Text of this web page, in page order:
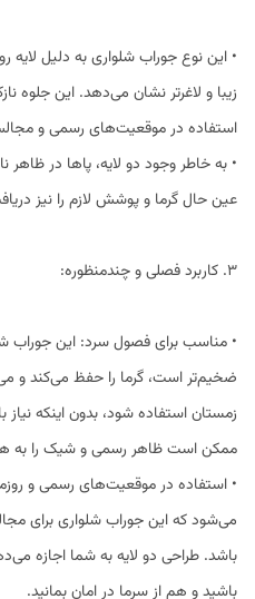
• این نوع جوراب شلواری به دلیل لایه
زیبا و لاغرتر نشان می‌دهد. این جلوه
استفاده در موقعیت‌های رسمی و
• به خاطر وجود دو لایه، پاها در
عین حال گرما و پوشش لازم را نیز
3. کاربرد فصلی و چندمنظوره:
• مناسب برای فصول سرد: این جوراب
ضخیم‌تر است، گرما را حفظ می‌کند و
زمستان استفاده شود، بدون اینکه
ممکن است ظاهر رسمی و شیک را به هم
• استفاده در موقعیت‌های رسمی و
می‌شود که این جوراب شلواری برای
باشد. طراحی دو لایه به شما اجازه
باشید و هم از سرما در امان بمانید.